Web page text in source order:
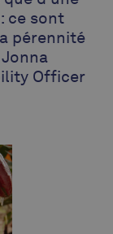
ce sont
pérennité
Officer